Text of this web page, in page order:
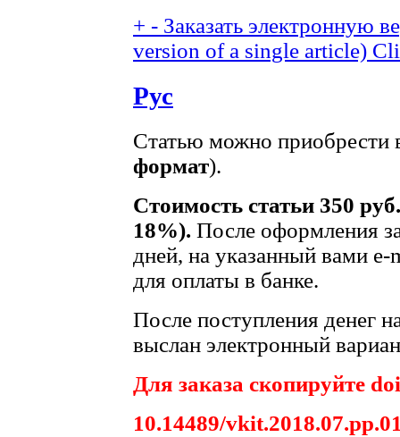
+ - Заказать электронную
version of a single article)
Рус
Статью можно приобрести
формат).
Стоимость статьи 350
18%). После оформления
дней, на указанный вами e-
для оплаты в банке.
После поступления денег
выслан электронный
Для заказа скопируйте
10.14489/